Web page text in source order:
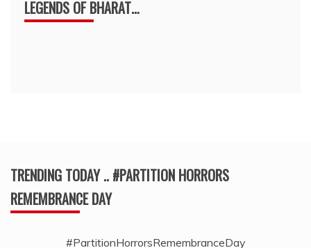
LEGENDS OF BHARAT…
TRENDING TODAY .. #PARTITION HORRORS
REMEMBRANCE DAY
#PartitionHorrorsRemembranceDay